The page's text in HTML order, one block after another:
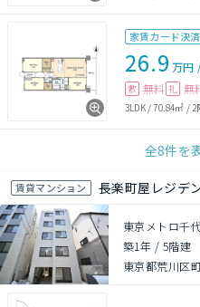
家賃カード決
26.9 万円
敷 無料 礼 無
3LDK/70.84㎡ /2
全8件を
賃貸マンション 長楽町屋レジデ
東京メトロ千
築1年 / 5階建
東京都荒川区